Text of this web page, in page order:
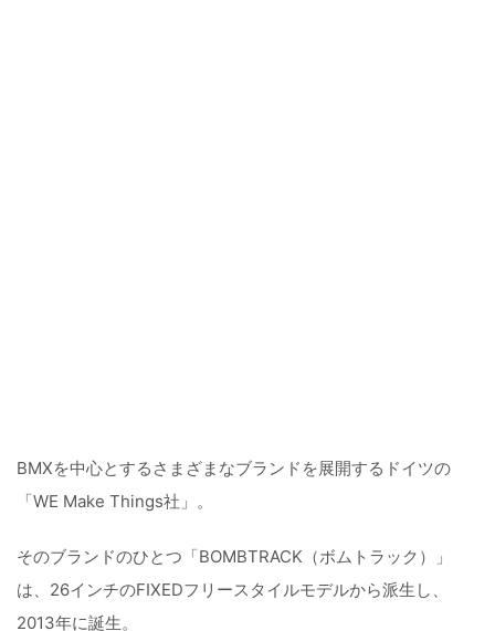
BMXを中心とするさまざまなブランドを展開するドイツの
「WE Make Things社」。
そのブランドのひとつ「BOMBTRACK（ボムトラック）」
は、26インチのFIXEDフリースタイルモデルから派生し、
2013年に誕生。